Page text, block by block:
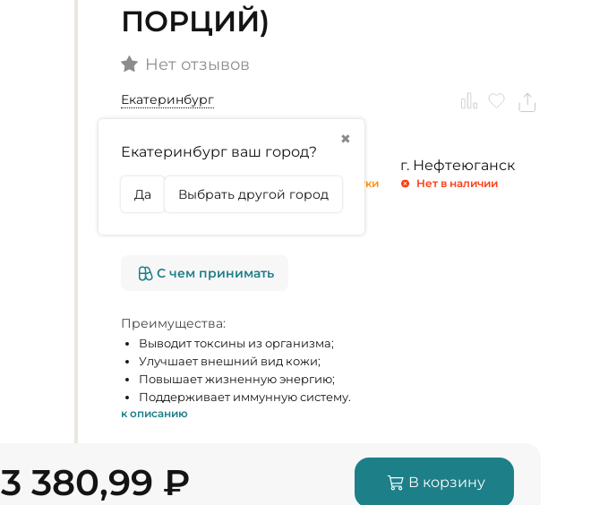
ПОРЦИЙ)
Нет отзывов
Екатеринбург
✖
Екатеринбург ваш город?
Да Выбрать другой город
г. Екатеринбург г. Тюмень
Осталось 4 штуки
г. Нефтеюганск
Нет в наличии
С чем принимать
Преимущества:
Выводит токсины из организма;
Улучшает внешний вид кожи;
Повышает жизненную энергию;
Поддерживает иммунную систему.
к описанию
3 380,99 ₽ В корзину